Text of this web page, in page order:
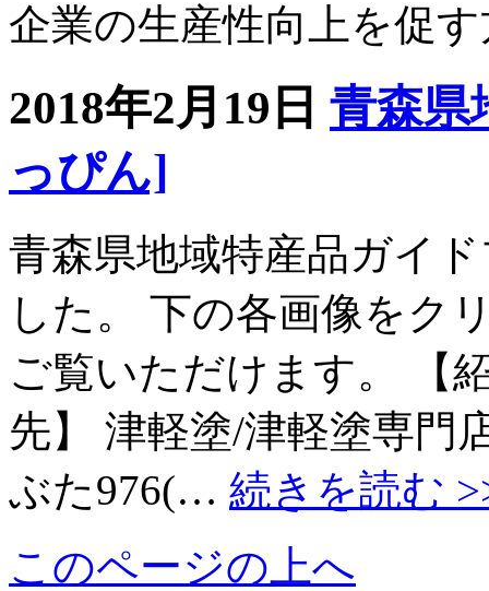
企業の生産性向上を促
2018年2月19日 青森県
っぴん]
青森県地域特産品ガイ
した。 下の各画像をク
ご覧いただけます。 【
先】 津軽塗/津軽塗専門
ぶた976(… 続きを読む
このページの上へ